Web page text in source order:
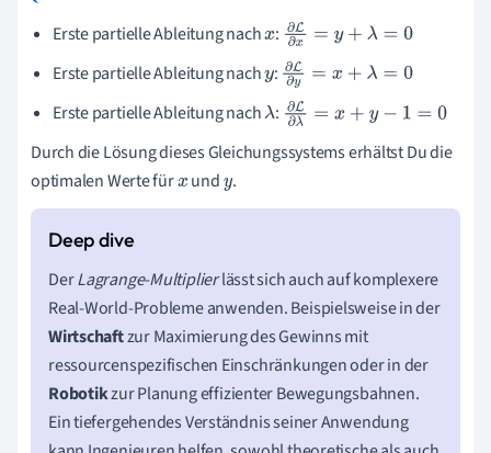
Erste partielle Ableitung nachx: ∂L∂ x=y +λ=0
Erste partielle Ableitung nachy: ∂L∂ y=x +λ =0
Erste partielle Ableitung nachλ: ∂L∂ λ=x +y −1 =0
Durch die Lösung dieses Gleichungssystems erhältst Du die
optimalen Werte fürx undy.
DerLagrange-Multiplierlässt sich auch auf komplexere
Real-World-Probleme anwenden. Beispielsweise in der
Wirtschaftzur Maximierung des Gewinns mit
ressourcenspezifischen Einschränkungen oder in der
Robotikzur Planung effizienter Bewegungsbahnen.
Ein tiefergehendes Verständnis seiner Anwendung